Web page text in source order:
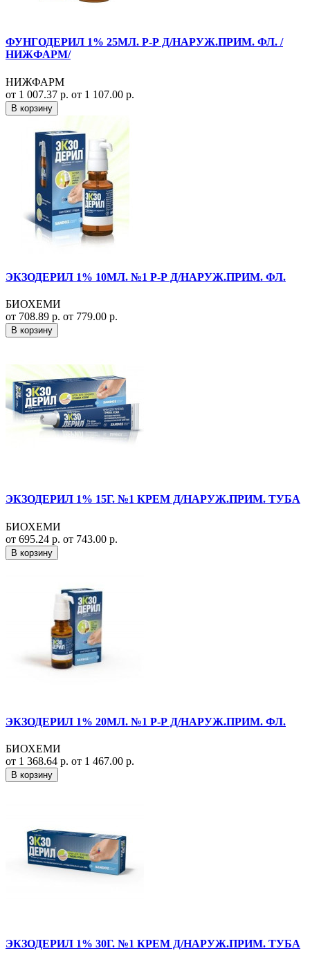
ФУНГОДЕРИЛ 1% 25МЛ. Р-Р Д/НАРУЖ.ПРИМ. ФЛ. /
НИЖФАРМ/
НИЖФАРМ
от 1 007.37 р. от 1 107.00 р.
В корзину
ЭКЗОДЕРИЛ 1% 10МЛ. №1 Р-Р Д/НАРУЖ.ПРИМ. ФЛ.
БИОХЕМИ
от 708.89 р. от 779.00 р.
В корзину
ЭКЗОДЕРИЛ 1% 15Г. №1 КРЕМ Д/НАРУЖ.ПРИМ. ТУБА
БИОХЕМИ
от 695.24 р. от 743.00 р.
В корзину
ЭКЗОДЕРИЛ 1% 20МЛ. №1 Р-Р Д/НАРУЖ.ПРИМ. ФЛ.
БИОХЕМИ
от 1 368.64 р. от 1 467.00 р.
В корзину
ЭКЗОДЕРИЛ 1% 30Г. №1 КРЕМ Д/НАРУЖ.ПРИМ. ТУБА